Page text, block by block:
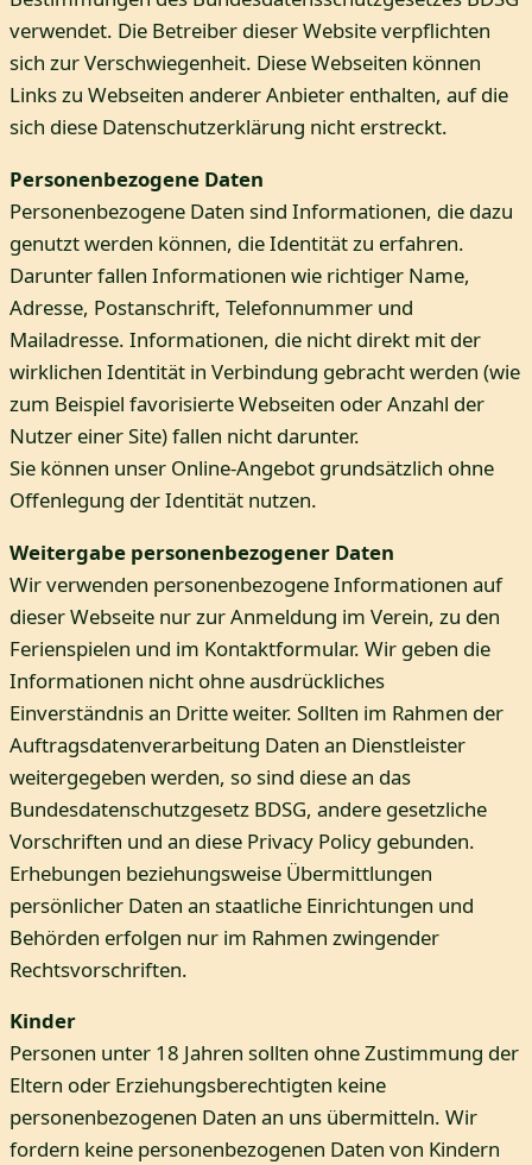
verwendet. Die Betreiber dieser Website verpflichten
sich zur Verschwiegenheit. Diese Webseiten können
Links zu Webseiten anderer Anbieter enthalten, auf die
sich diese Datenschutzerklärung nicht erstreckt.
Personenbezogene Daten
Personenbezogene Daten sind Informationen, die dazu
genutzt werden können, die Identität zu erfahren.
Darunter fallen Informationen wie richtiger Name,
Adresse, Postanschrift, Telefonnummer und
Mailadresse. Informationen, die nicht direkt mit der
wirklichen Identität in Verbindung gebracht werden (wie
zum Beispiel favorisierte Webseiten oder Anzahl der
Nutzer einer Site) fallen nicht darunter.
Sie können unser Online-Angebot grundsätzlich ohne
Offenlegung der Identität nutzen.
Weitergabe personenbezogener Daten
Wir verwenden personenbezogene Informationen auf
dieser Webseite nur zur Anmeldung im Verein, zu den
Ferienspielen und im Kontaktformular. Wir geben die
Informationen nicht ohne ausdrückliches
Einverständnis an Dritte weiter. Sollten im Rahmen der
Auftragsdatenverarbeitung Daten an Dienstleister
weitergegeben werden, so sind diese an das
Bundesdatenschutzgesetz BDSG, andere gesetzliche
Vorschriften und an diese Privacy Policy gebunden.
Erhebungen beziehungsweise Übermittlungen
persönlicher Daten an staatliche Einrichtungen und
Behörden erfolgen nur im Rahmen zwingender
Rechtsvorschriften.
Kinder
Personen unter 18 Jahren sollten ohne Zustimmung der
Eltern oder Erziehungsberechtigten keine
personenbezogenen Daten an uns übermitteln. Wir
fordern keine personenbezogenen Daten von Kindern